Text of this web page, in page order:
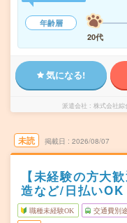
年齢層
20代
気になる!
派遣会社 株式会社綜
未読 掲載日 2026/08/07
【未経験の方大
造など/日払いOK
職種未経験OK 交通費別